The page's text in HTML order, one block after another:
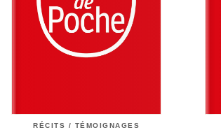
RÉCITS / TÉMOIGNAGES